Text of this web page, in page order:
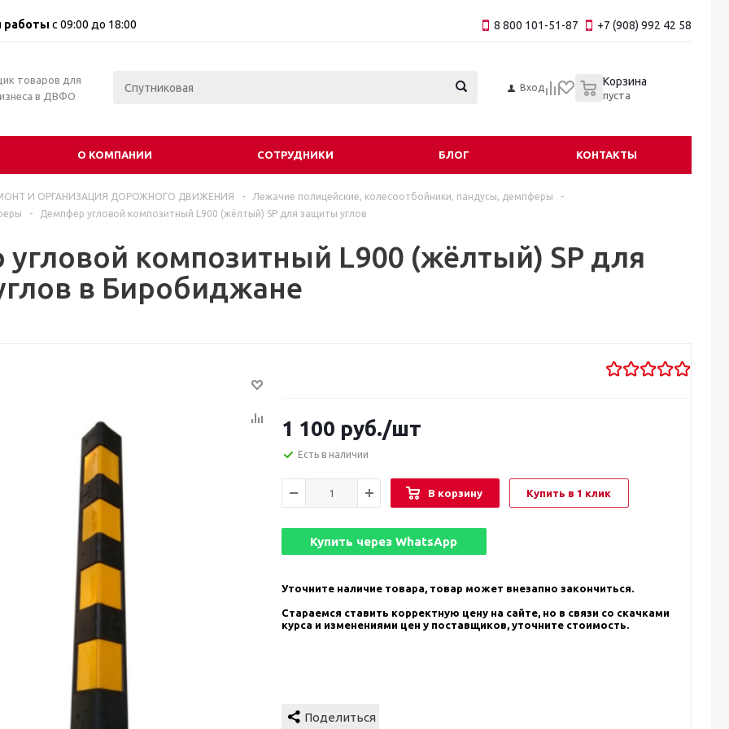
работы с 09:00 до 18:00 8 800 101-51-87 +7 (908) 992 42 58
товаров для
в ДВФО
Вход Корзина
пуста
О КОМПАНИИ СОТРУДНИКИ БЛОГ КОНТАКТЫ
И ОРГАНИЗАЦИЯ ДОРОЖНОГО ДВИЖЕНИЯ - Лежачие полицейские, колесоотбойники, пандусы, демпферы
-
- Демпфер угловой композитный L900 (жёлтый) SP для защиты углов
композитный L900 (жёлтый) SP для
в Биробиджане
1 100 руб./шт
Есть в наличии
В корзину Купить в 1 клик
Купить черезWhatsApp
Уточните наличие товара, товар может внезапно закончиться.
Стараемся ставить корректную цену на сайте, но в связи со скачками
курса и изменениями цен у поставщиков, уточните стоимость.